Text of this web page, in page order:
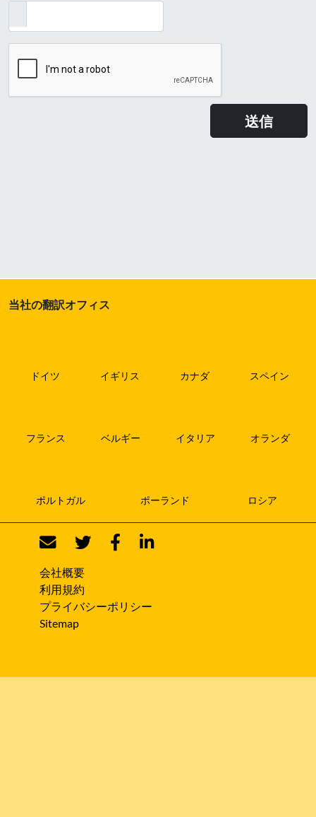
当社の翻訳オフィス
ドイツ イギリス カナダ スペイン
フランス ベルギー イタリア オランダ
ポルトガル ポーランド ロシア
会社概要
利用規約
プライバシーポリシー
Sitemap